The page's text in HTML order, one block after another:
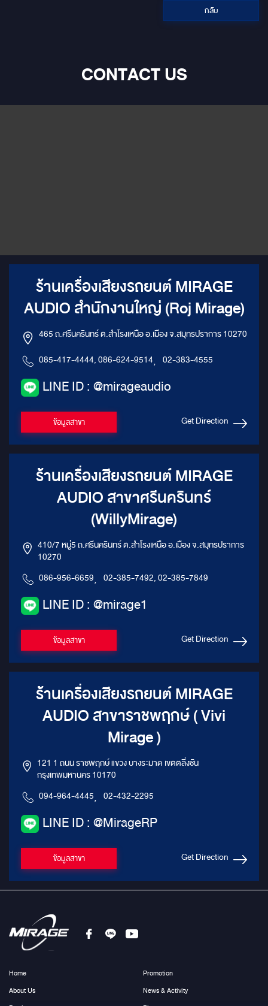
กลับ
CONTACT US
ร้านเครื่องเสียงรถยนต์ MIRAGE
AUDIO สำนักงานใหญ่ (Roj Mirage)
465 ถ.ศรีนครินทร์ ต.สำโรงเหนือ อ.เมือง จ.สมุทรปราการ 10270
085-417-4444, 086-624-9514, 02-383-4555
LINE ID : @mirageaudio
ข้อมูลสาขา Get Direction
ร้านเครื่องเสียงรถยนต์ MIRAGE
AUDIO สาขาศรีนครินทร์
(WillyMirage)
410/7 หมู่5 ถ.ศรีนครินทร์ ต.สำโรงเหนือ อ.เมือง จ.สมุทรปราการ
10270
086-956-6659, 02-385-7492, 02-385-7849
LINE ID : @mirage1
ข้อมูลสาขา Get Direction
ร้านเครื่องเสียงรถยนต์ MIRAGE
AUDIO สาขาราชพฤกษ์ ( Vivi
Mirage )
121 1 ถนน ราชพฤกษ์ แขวง บางระมาด เขตตลิ่งชัน
กรุงเทพมหานคร 10170
094-964-4445, 02-432-2295
LINE ID : @MirageRP
ข้อมูลสาขา Get Direction
Home
About Us
Promotion
News & Activity